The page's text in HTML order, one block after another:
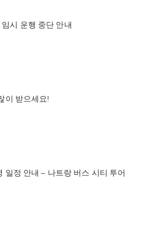
시 운행 중단 안내
이 받으세요!
일정 안내 – 나트랑 버스 시티 투어